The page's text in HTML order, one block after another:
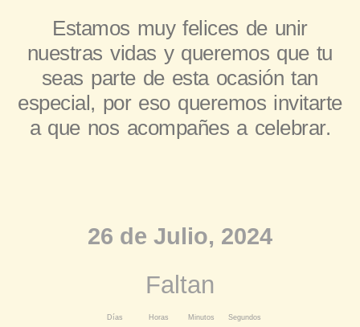
Estamos muy felices de unir
nuestras vidas y queremos que tu
seas parte de esta ocasión tan
especial, por eso queremos invitarte
a que nos acompañes a celebrar.
26 de Julio, 2024
Faltan
Días Horas Minutos Segundos